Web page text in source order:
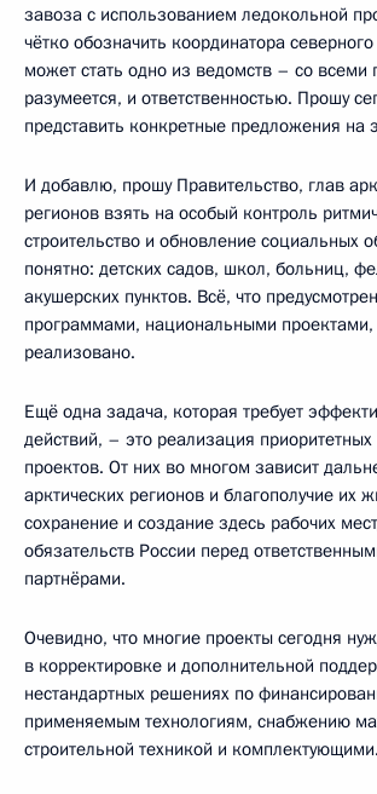
завоза с использованием ледокольной
чётко обозначить координатора
может стать одно из ведомств – со всеми
разумеется, и ответственностью. Прошу
представить конкретные предложения на
И добавлю, прошу Правительство, глав
регионов взять на особый контроль
строительство и обновление социальных
понятно: детских садов, школ, больниц,
акушерских пунктов. Всё, что
программами, национальными
реализовано.
Ещё одна задача, которая требует
действий, – это реализация
проектов. От них во многом зависит
арктических регионов и благополучие их
сохранение и создание здесь рабочих
обязательств России перед
партнёрами.
Очевидно, что многие проекты сегодня
в корректировке и дополнительной
нестандартных решениях по
применяемым технологиям, снабжению
строительной техникой и комплектующими.